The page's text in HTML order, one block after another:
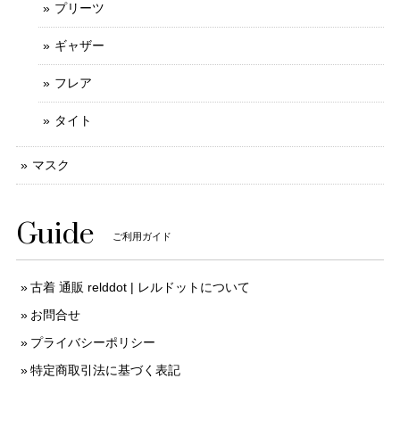
プリーツ
ギャザー
フレア
タイト
マスク
Guide ご利用ガイド
古着 通販 relddot | レルドットについて
お問合せ
プライバシーポリシー
特定商取引法に基づく表記